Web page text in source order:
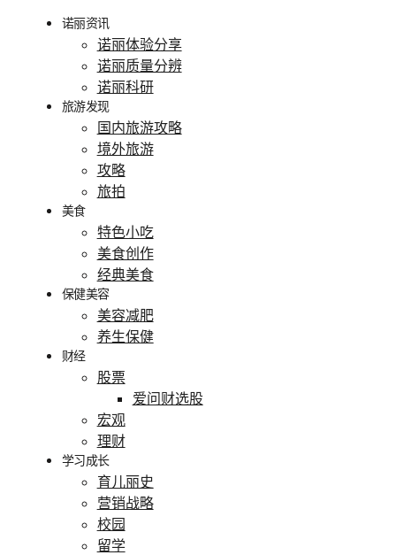
诺丽资讯
诺丽体验分享
诺丽质量分辨
诺丽科研
旅游发现
国内旅游攻略
境外旅游
攻略
旅拍
美食
特色小吃
美食创作
经典美食
保健美容
美容减肥
养生保健
财经
股票
爱问财选股
宏观
理财
学习成长
育儿丽史
营销战略
校园
留学